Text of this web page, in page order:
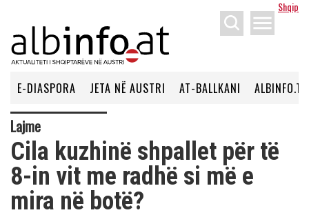
Shqip
menu
E-DIASPORA JETA NË AUSTRI AT-BALLKANI ALBINFO.TV
Lajme
Cila kuzhinë shpallet për të
8-in vit me radhë si më e
mira në botë?